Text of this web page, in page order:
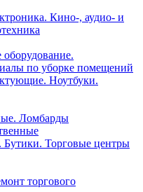
Кино-, аудио- и
по уборке помещений
Ноутбуки.
Ломбарды
Торговые центры
торгового